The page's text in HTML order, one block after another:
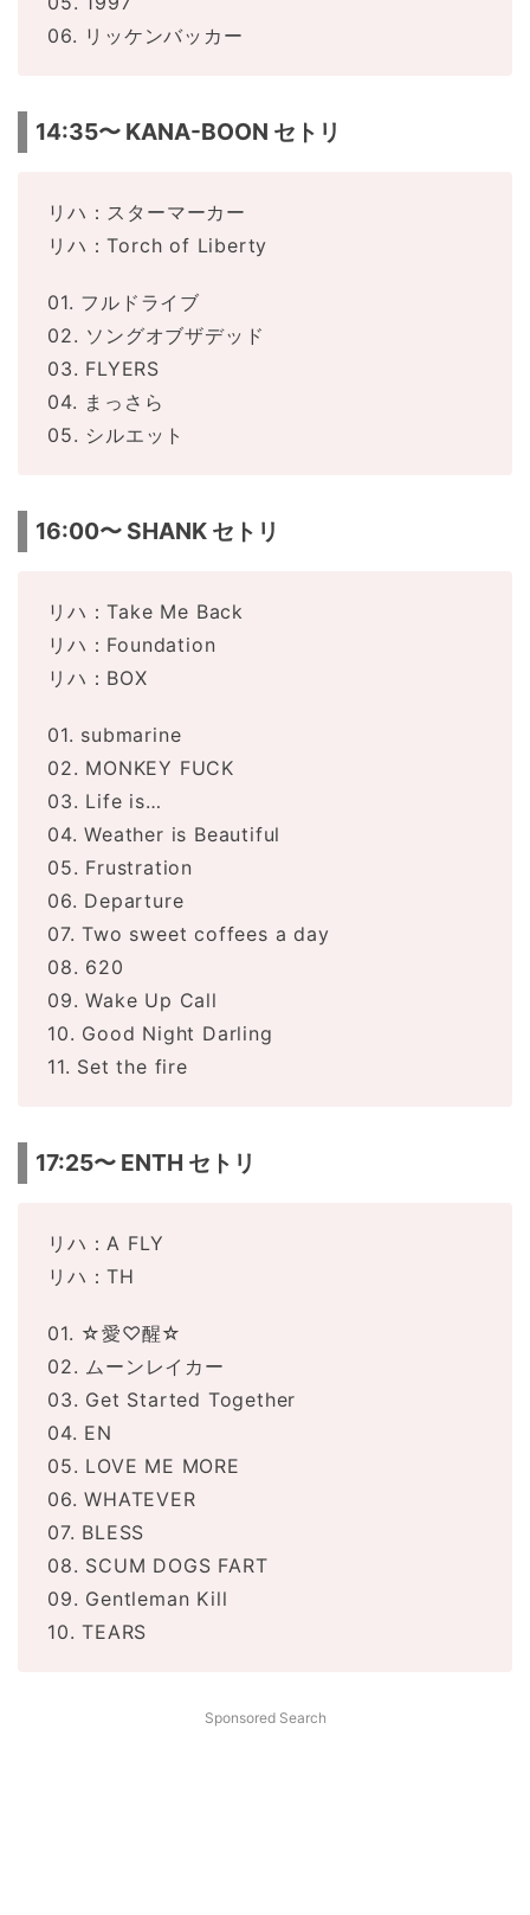
06. リッケンバッカー
14:35〜 KANA-BOON セトリ
リハ：スターマーカー
リハ：Torch of Liberty
01. フルドライブ
02. ソングオブザデッド
03. FLYERS
04. まっさら
05. シルエット
16:00〜 SHANK セトリ
リハ：Take Me Back
リハ：Foundation
リハ：BOX
01. submarine
02. MONKEY FUCK
03. Life is…
04. Weather is Beautiful
05. Frustration
06. Departure
07. Two sweet coffees a day
08. 620
09. Wake Up Call
10. Good Night Darling
11. Set the fire
17:25〜 ENTH セトリ
リハ：A FLY
リハ：TH
01. ☆愛♡醒☆
02. ムーンレイカー
03. Get Started Together
04. EN
05. LOVE ME MORE
06. WHATEVER
07. BLESS
08. SCUM DOGS FART
09. Gentleman Kill
10. TEARS
Sponsored Search